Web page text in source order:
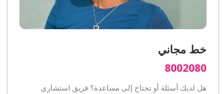
خط مجاني
8002080
هل لديك أسئلة أو تحتاج إلى مساعدة؟ فريق استشاري